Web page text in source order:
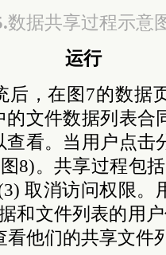
数据共享过程示意
运行
后，在图7的数据
的文件数据列表合
看。当用户点击
8)。共享过程包
取消访问权限。
和文件列表的用
看他们的共享文件